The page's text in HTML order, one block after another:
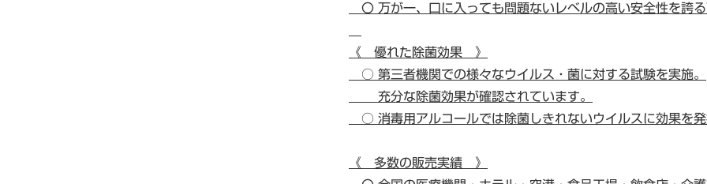
〇 万が一、口に入っても問題ないレベルの高い安全性を誇る
《 優れた除菌効果 》
○ 第三者機関での様々なウイルス・菌に対する試験を実施。
充分な除菌効果が確認されています。
○ 消毒用アルコールでは除菌しきれないウイルスに効果を発
《 多数の販売実績 》